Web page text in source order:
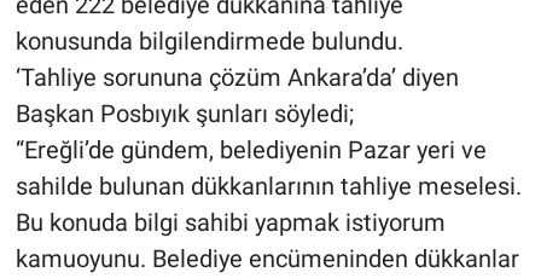
konusunda bilgilendirmede bulundu.
‘Tahliye sorununa çözüm Ankara’da’ diyen
Başkan Posbıyık şunları söyledi;
“Ereğli’de gündem, belediyenin Pazar yeri ve
sahilde bulunan dükkanlarının tahliye meselesi.
Bu konuda bilgi sahibi yapmak istiyorum
kamuoyunu. Belediye encümeninden dükkanlar